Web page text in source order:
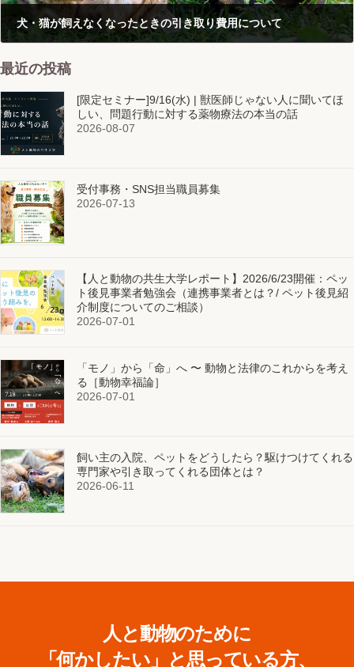
犬・猫が飼えなくなったときの引き取り費用について
最近の投稿
[限定セミナー]9/16(水) | 獣医師じゃない人に聞いてほ
しい、問題行動に対する薬物療法の本当の話
2026-08-07
受付事務・SNS担当職員募集
2026-07-13
【人と動物の共生大学レポート】2026/6/23開催：ペッ
ト後見事業者勉強会（連携事業者とは？/ ペット後見紹
介制度についてのご相談）
2026-07-01
「モノ」から「命」へ 〜 動物と法律のこれからを考え
る［動物幸福論］
2026-07-01
飼い主の入院、ペットをどうしたら？駆けつけてくれる
専門家や引き取ってくれる団体とは？
2026-06-11
人と動物のために
「何かしたい」と思っている方、